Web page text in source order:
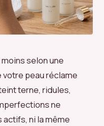
selon une
peau réclame
terne, ridules,
ne
ni la même